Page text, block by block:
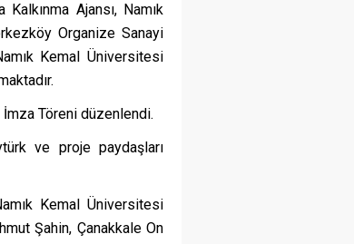
Ajansı, Namık
Organize Sanayi
Kemal Üniversitesi
İmza Töreni düzenlendi.
ve proje paydaşları
Kemal Üniversitesi
Şahin, Çanakkale On